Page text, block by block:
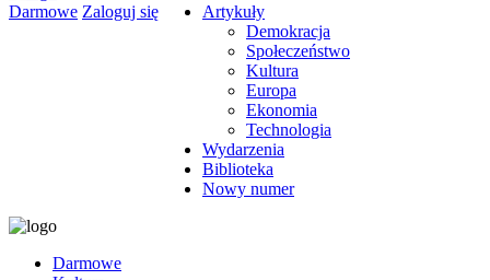
Darmowe Zaloguj się
Artykuły
Demokracja
Społeczeństwo
Kultura
Europa
Ekonomia
Technologia
Wydarzenia
Biblioteka
Nowy numer
Darmowe